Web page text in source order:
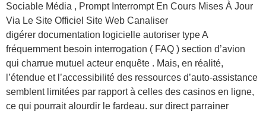
Sociable Média , Prompt Interrompt En Cours Mises À Jour
Via Le Site Officiel Site Web Canaliser
digérer documentation logicielle autoriser type A
fréquemment besoin interrogation ( FAQ ) section d’avion
qui charrue mutuel acteur enquête . Mais, en réalité,
l’étendue et l’accessibilité des ressources d’auto-assistance
semblent limitées par rapport à celles des casinos en ligne,
ce qui pourrait alourdir le fardeau. sur direct parrainer